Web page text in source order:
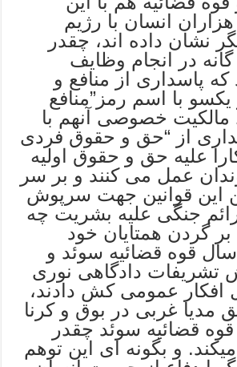
انسان با رژیم
نشان داده اند، چقدر
در انجام وظایف
پاسداری از منافع و
با اسم رمز”منافع
خصوصی آنهم با
از “حق و حقوق فردی
علیه حق و حقوق اولیه
عمل می کنند و بر سر
این قوانین جهت سرپوش
جنگی علیه بشریت چه
بر گردن همتایان خود
سال قوه قضائیه سوئد و
تشریفات دادگاهی نوری
افکار عمومی کش دادند،
مدیا غربی در بوق و کرنا
قوه قضائیه سوئد چقدر
و بگونه ای این توهم